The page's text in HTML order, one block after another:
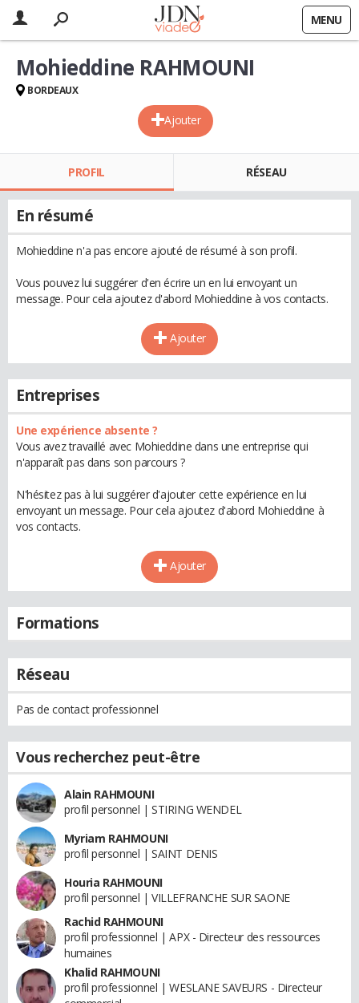
MENU
Ajouter
Mohieddine RAHMOUNI
BORDEAUX
PROFIL RÉSEAU
En résumé
Mohieddine n'a pas encore ajouté de résumé à son profil.
Vous pouvez lui suggérer d'en écrire un en lui envoyant un
message. Pour cela ajoutez d'abord Mohieddine à vos contacts.
Ajouter
Entreprises
Une expérience absente ?
Vous avez travaillé avec Mohieddine dans une entreprise qui
n'apparaît pas dans son parcours ?
N'hésitez pas à lui suggérer d'ajouter cette expérience en lui
envoyant un message. Pour cela ajoutez d'abord Mohieddine à
vos contacts.
Ajouter
Formations
Réseau
Pas de contact professionnel
Vous recherchez peut-être
Alain RAHMOUNI
profil personnel | STIRING WENDEL
Myriam RAHMOUNI
profil personnel | SAINT DENIS
Houria RAHMOUNI
profil personnel | VILLEFRANCHE SUR SAONE
Rachid RAHMOUNI
profil professionnel | APX - Directeur des ressources
humaines
Khalid RAHMOUNI
profil professionnel | WESLANE SAVEURS - Directeur